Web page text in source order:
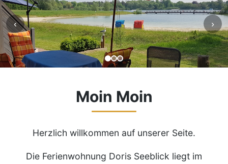
‹ ›
Moin Moin
Herzlich willkommen auf unserer Seite.
Die Ferienwohnung Doris Seeblick liegt im